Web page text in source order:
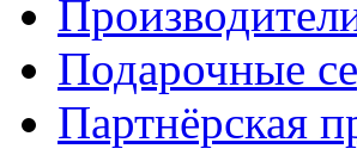
Подарочные
Партнёрская